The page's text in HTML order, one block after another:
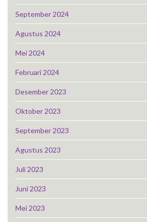
September 2024
Agustus 2024
Mei 2024
Februari 2024
Desember 2023
Oktober 2023
September 2023
Agustus 2023
Juli 2023
Juni 2023
Mei 2023